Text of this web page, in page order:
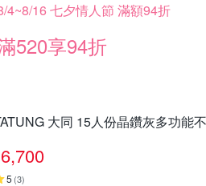
4~8/16 七夕情人節 滿額94折
520享94折
大同 15人份晶鑽灰多功能
6,700
5 (3)